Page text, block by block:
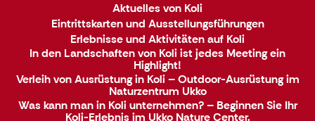
Aktuelles von Koli
Eintrittskarten und Ausstellungsführungen
Erlebnisse und Aktivitäten auf Koli
In den Landschaften von Koli ist jedes Meeting ein
Highlight!
Verleih von Ausrüstung in Koli – Outdoor-Ausrüstung im
Naturzentrum Ukko
Was kann man in Koli unternehmen? – Beginnen Sie Ihr
Koli-Erlebnis im Ukko Nature Center.